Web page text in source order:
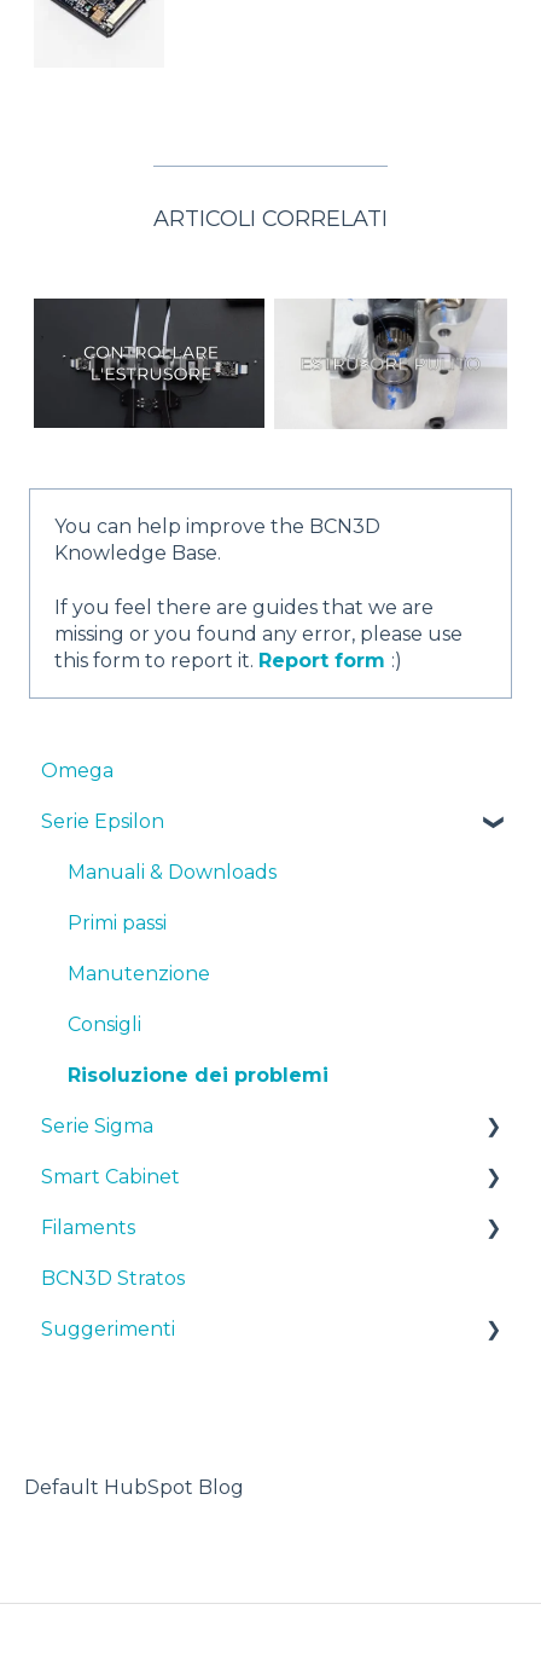
ARTICOLI CORRELATI
You can help improve the BCN3D
Knowledge Base.
If you feel there are guides that we are
missing or you found any error, please use
this form to report it. Report form :)
Omega
Serie Epsilon
Manuali & Downloads
Primi passi
Manutenzione
Consigli
Risoluzione dei problemi
Serie Sigma
Manuali & downloads
Primi passi
Manutenzione
Consigli
Smart Cabinet
Manuals & Downloads
First steps
Maintenance
Filaments
Suggerimenti
TPU
BCN3D Stratos
Suggerimenti
Default HubSpot Blog